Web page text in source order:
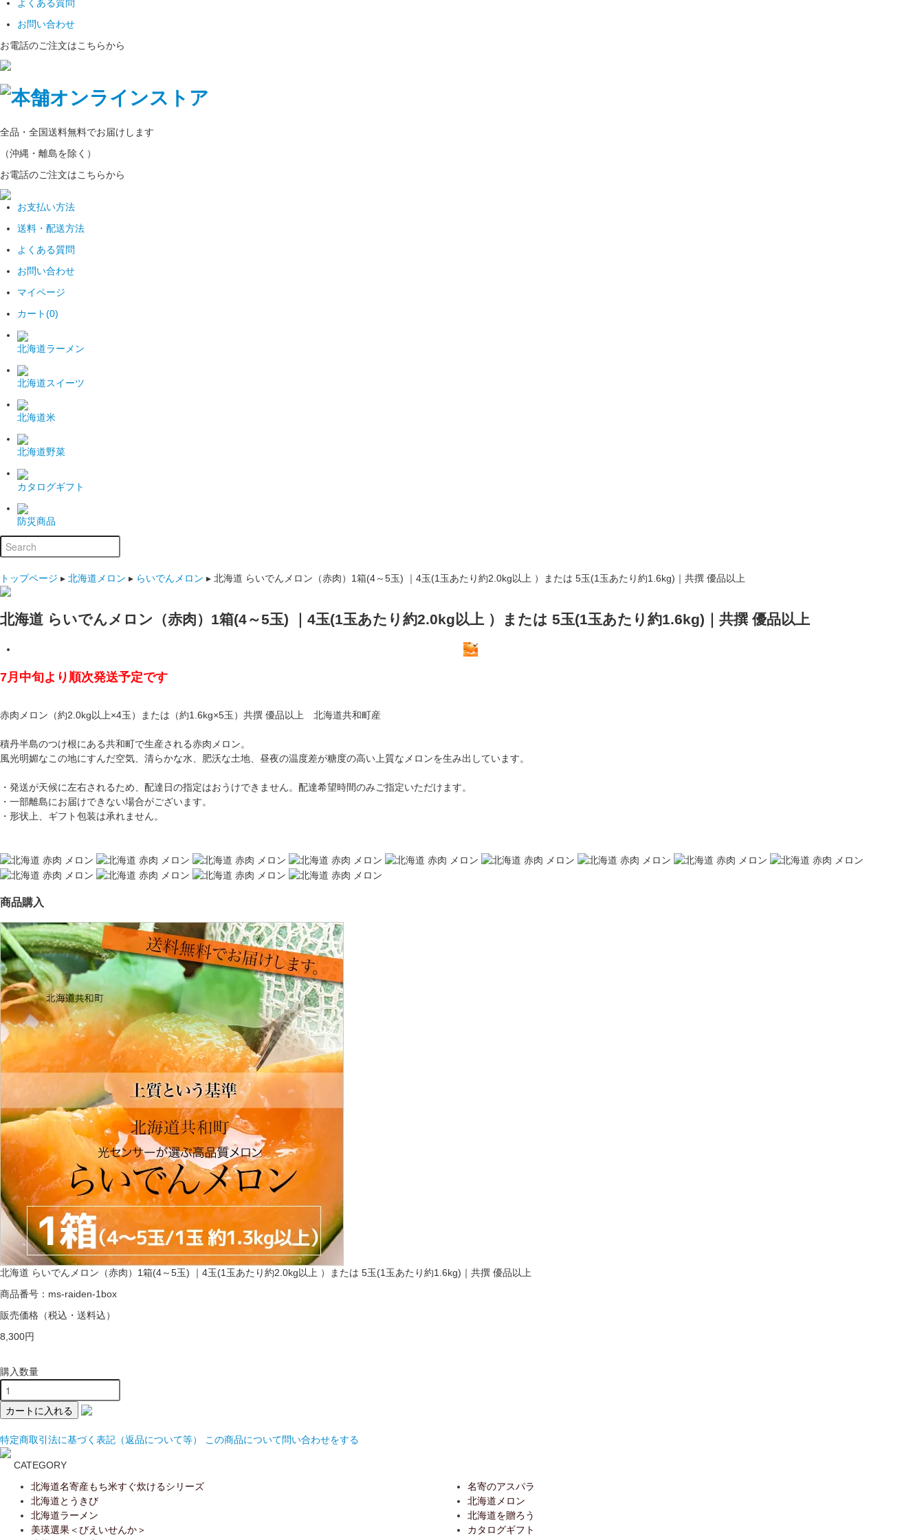
よくある質問
お問い合わせ
お電話のご注文はこちらから
全品・全国送料無料でお届けします
（沖縄・離島を除く）
お電話のご注文はこちらから
お支払い方法
送料・配送方法
よくある質問
お問い合わせ
マイページ
カート(0)
北海道ラーメン
北海道スイーツ
北海道米
北海道野菜
カタログギフト
防災商品
トップページ ▸ 北海道メロン ▸ らいでんメロン ▸ 北海道 らいでんメロン（赤肉）1箱(4～5玉) ｜4玉(1玉あたり約2.0kg以上 ）または 5玉(1玉あたり約1.6kg)｜共撰 優品以上
北海道 らいでんメロン（赤肉）1箱(4～5玉) ｜4玉(1玉あたり約2.0kg以上 ）または 5玉(1玉あたり約1.6kg)｜共撰 優品以上
7月中旬より順次発送予定です
赤肉メロン（約2.0kg以上×4玉）または（約1.6kg×5玉）共撰 優品以上 北海道共和町産
積丹半島のつけ根にある共和町で生産される赤肉メロン。
風光明媚なこの地にすんだ空気、清らかな水、肥沃な土地、昼夜の温度差が糖度の高い上質なメロンを生み出しています。
・発送が天候に左右されるため、配達日の指定はおうけできません。配達希望時間のみご指定いただけます。
・一部離島にお届けできない場合がございます。
・形状上、ギフト包装は承れません。
商品購入
北海道 らいでんメロン（赤肉）1箱(4～5玉) ｜4玉(1玉あたり約2.0kg以上 ）または 5玉(1玉あたり約1.6kg)｜共撰 優品以上
商品番号：ms-raiden-1box
販売価格 （税込・送料込）
8,300円
購入数量
特定商取引法に基づく表記（返品について等） この商品について問い合わせをする
CATEGORY
北海道名寄産もち米すぐ炊けるシリーズ
名寄のアスパラ
北海道とうきび
北海道メロン
北海道ラーメン
北海道を贈ろう
美瑛選果＜びえいせんか＞
カタログギフト